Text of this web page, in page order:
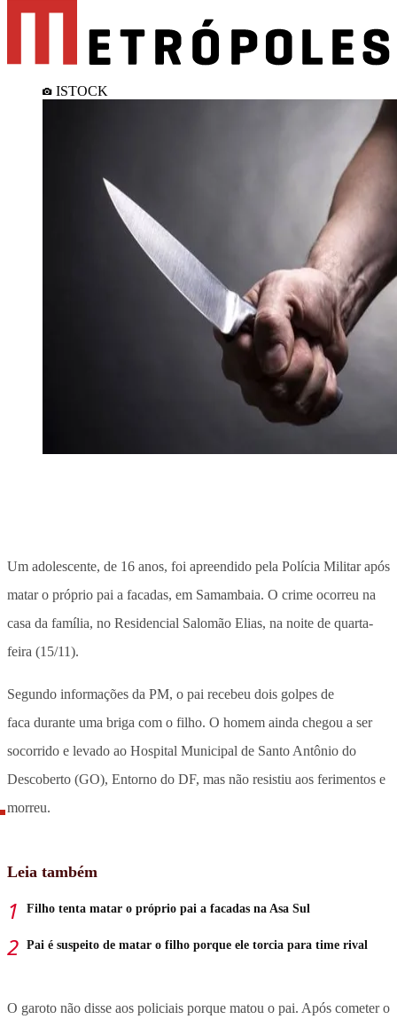
ISTOCK
Um adolescente, de 16 anos, foi apreendido pela Polícia Militar após
matar o próprio pai a facadas, em Samambaia. O crime ocorreu na
casa da família, no Residencial Salomão Elias, na noite de quarta-
feira (15/11).
Segundo informações da PM, o pai recebeu dois golpes de
faca durante uma briga com o filho. O homem ainda chegou a ser
socorrido e levado ao Hospital Municipal de Santo Antônio do
Descoberto (GO), Entorno do DF, mas não resistiu aos ferimentos e
morreu.
Leia também
Filho tenta matar o próprio pai a facadas na Asa Sul
Pai é suspeito de matar o filho porque ele torcia para time rival
O garoto não disse aos policiais porque matou o pai. Após cometer o